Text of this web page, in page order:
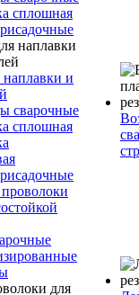
сплошная
и
сварочные
сплошная